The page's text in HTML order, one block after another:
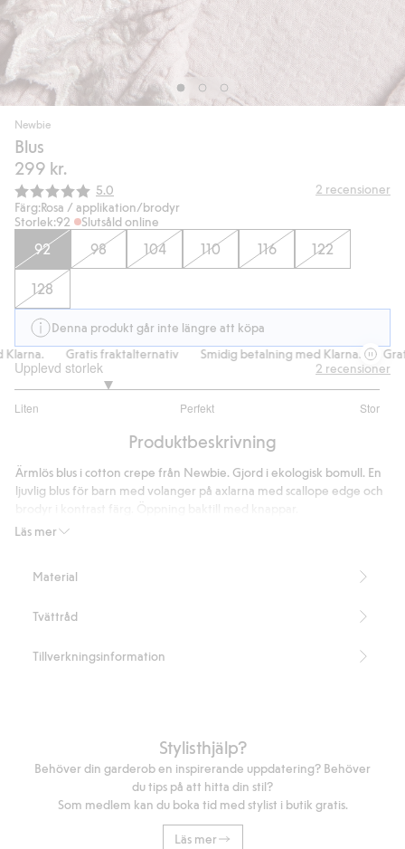
Newbie
Blus
299 kr.
Snittbetyg:
5.0 2 recensioner
Färg:Rosa / applikation/brodyr
Storlek:92 Slutsåld online
92 98 104 110 116 122
128
Denna produkt går inte längre att köpa
Gratis fraktalternativ Smidig betalning med Klarna.
Upplevd storlek
Liten Perfekt Stor
utav
2
betyg
2 recensioner
Produktbeskrivning
Läs mer
Ärmlös blus i cotton crepe från Newbie. Gjord i ekologisk bomull. En
ljuvlig blus för barn med volanger på axlarna med scallope edge och
Innehåller 100% ekologisk bomull.
Organic cotton- GOTS
Material
Tvättråd
Tillverkningsinformation
Stylisthjälp?
Behöver din garderob en inspirerande uppdatering? Behöver
du tips på att hitta din stil?
Som medlem kan du boka tid med stylist i butik gratis.
Läs mer